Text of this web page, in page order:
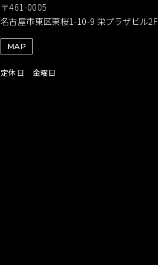
〒461-0005
名古屋市東区東桜1-10-9 栄プラザビル2F
MAP
定休日 金曜日